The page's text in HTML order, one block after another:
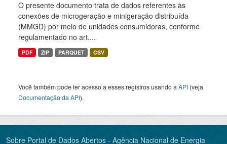
O presente documento trata de dados referentes às
conexões de microgeração e minigeração distribuída
(MMGD) por meio de unidades consumidoras, conforme
regulamentado no art....
PDF ZIP PARQUET CSV
Você também pode ter acesso a esses registros usando a API (veja
Documentação da API).
Sobre Portal de Dados Abertos - Agência Nacional de Energia